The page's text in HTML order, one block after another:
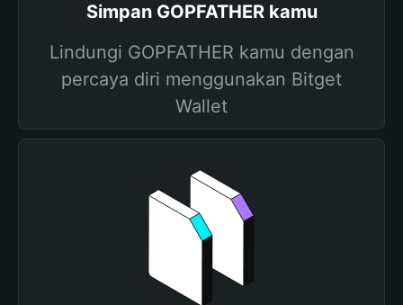
Simpan GOPFATHER kamu
Lindungi GOPFATHER kamu dengan
percaya diri menggunakan Bitget
Wallet